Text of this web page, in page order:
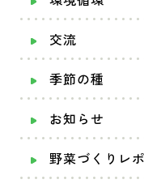
交流
季節の種
お知らせ
野菜づくりレ